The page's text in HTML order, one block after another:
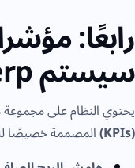
رابعًا:
سيستم erp سماك
يحتوي النظام على
(KPIs)
المصممة خصيصًا